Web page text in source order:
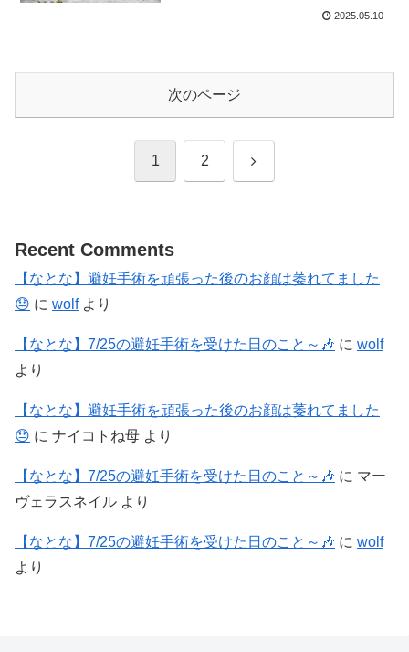
2025.05.10
次のページ
1 2 次
Recent Comments
【なとな】避妊手術を頑張った後のお顔は萎れてました
😓 に wolfより
【なとな】7/25の避妊手術を受けた日のこと～🎶 に wolf
より
【なとな】避妊手術を頑張った後のお顔は萎れてました
😓 に ナイコトね母 より
【なとな】7/25の避妊手術を受けた日のこと～🎶 に マー
ヴェラスネイル より
【なとな】7/25の避妊手術を受けた日のこと～🎶 に wolf
より